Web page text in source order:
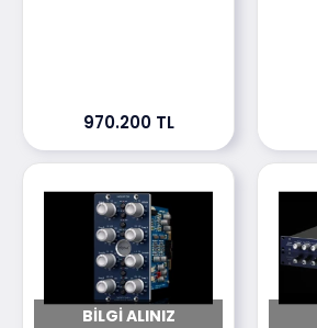
970.200 TL
BILGI ALINIZ